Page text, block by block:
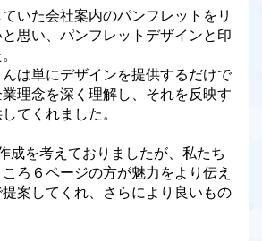
いた会社案内のパンフレットをリ
思い、パンフレットデザインと印
は単にデザインを提供するだけで
理念を深く理解し、それを反映す
てくれました。
成を考えておりましたが、私たち
ろ６ページの方が魅力をより伝え
案してくれ、さらにより良いもの